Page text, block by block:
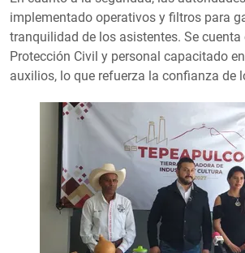
implementado operativos y filtros para
tranquilidad de los asistentes. Se cuenta
Protección Civil y personal capacitado
auxilios, lo que refuerza la confianza de